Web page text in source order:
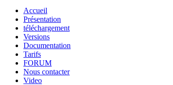
Accueil
Présentation
téléchargement
Versions
Documentation
Tarifs
FORUM
Nous contacter
Video